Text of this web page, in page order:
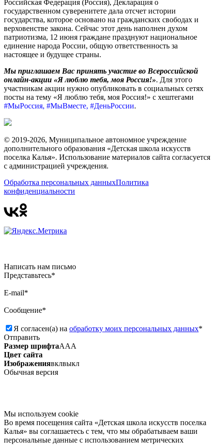
Российская Федерация (Россия), Декларация о
государственном суверенитете дала отсчет истории
государства, которое основано на гражданских свободах и
верховенстве закона. Сейчас этот день наполнен духом
патриотизма, 12 июня граждане празднуют национальное
единение народа России, общую ответственность за
настоящее и будущее страны.
Мы приглашаем Вас принять участие во Всероссийской
онлайн-акции «Я люблю тебя, моя Россия!». Для этого
участникам акции нужно опубликовать в социальных сетях
посты на тему «Я люблю тебя, моя Россия!» с хештегами
#МыРоссия, #МыВместе, #ДеньРоссии.
© 2019-2026, Муниципальное автономное учреждение
дополнительного образования «Детская школа искусств
поселка Калья». Использование материалов сайта согласуется
с администрацией учреждения.
Обработка персональных данныхПолитика
конфиденциальности
Написать нам письмо
Представьтесь*
E-mail*
Сообщение*
Я согласен(а) на обработку моих персональных данных*
Отправить
Размер шрифтаААА
Цвет сайта
Изображениявклвыкл
Обычная версия
Мы используем сookie
Во время посещения сайта «Детская школа искусств поселка
Калья» вы соглашаетесь с тем, что мы обрабатываем ваши
персональные данные с использованием метрических